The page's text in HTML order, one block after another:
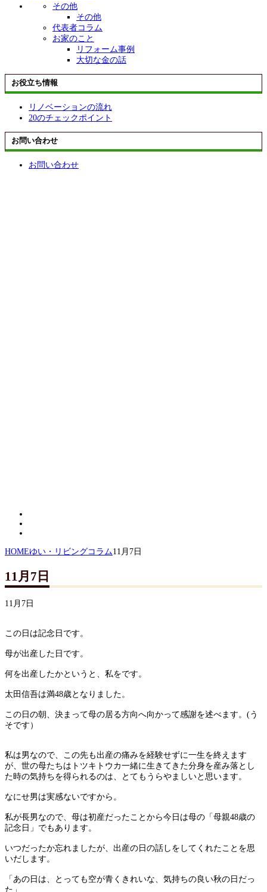
その他
その他
代表者コラム
お家のこと
リフォーム事例
大切な金の話
お役立ち情報
リノベーションの流れ
20のチェックポイント
お問い合わせ
お問い合わせ
HOMEゆい・リビングコラム11月7日
11月7日
11月7日
この日は記念日です。
母が出産した日です。
何を出産したかというと、私をです。
太田信吾は満48歳となりました。
この日の朝、決まって母の居る方向へ向かって感謝を述べます。(う
そです）
私は男なので、この先も出産の痛みを経験せずに一生を終えます
が、世の母たちはトツキトウカ一緒に生きてきた分身を産み落とし
た時の気持ちを得られるのは、とてもうらやましいと思います。
なにせ男は実感ないですから。
私が長男なので、母は初産だったことから今日は母の「母親48歳の
記念日」でもあります。
いつだったか忘れましたが、出産の日の話しをしてくれたことを思
いだします。
「あの日は、とっても空が青くきれいな、気持ちの良い秋の日だっ
た」